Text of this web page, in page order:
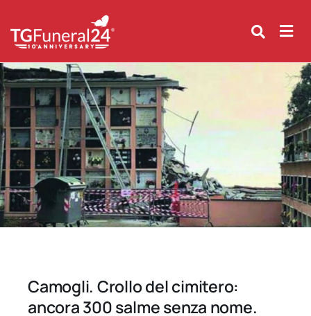
content
Camogli. Crollo del cimitero:
ancora 300 salme senza nome.